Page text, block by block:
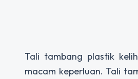
Tali tambang plastik
macam keperluan. Tali